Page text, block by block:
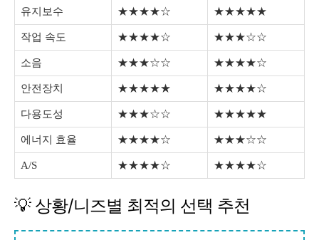
유지보수 ★★★★☆ ★★★★★
작업 속도 ★★★★☆ ★★★☆☆
소음 ★★★☆☆ ★★★★☆
안전장치 ★★★★★ ★★★★☆
다용도성 ★★★☆☆ ★★★★★
에너지 효율 ★★★★☆ ★★★☆☆
A/S ★★★★☆ ★★★★☆
💡 상황/니즈별 최적의 선택 추천